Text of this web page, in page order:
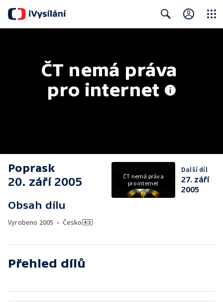
ČT nemá práva
pro internet
Poprask
20. září 2005
Obsah dílu
Vyrobeno 2005 • Česko
ČT nemá práva
pro internet
Další díl
27. září
2005
Přehled dílů